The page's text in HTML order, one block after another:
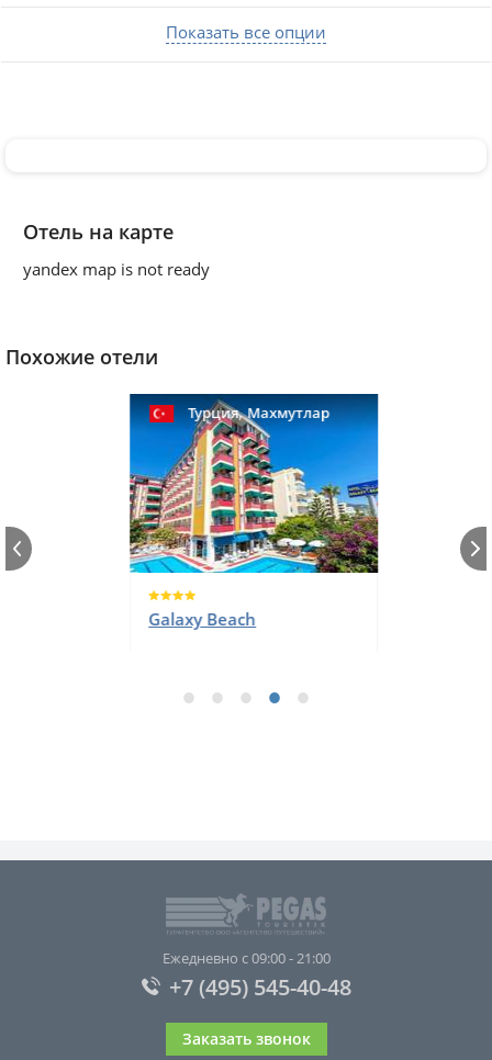
Показать все опции
Отель на карте
yandex map is not ready
Похожие отели
Турция,Махмутлар
Galaxy Beach
Ежедневно с 09:00 - 21:00
+7 (495) 545-40-48
Заказать звонок